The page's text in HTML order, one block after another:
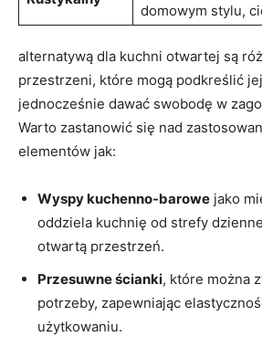
domowym stylu,
alternatywą dla kuchni otwartej są
przestrzeni, które mogą podkreślić
jednocześnie dawać swobodę w
Warto zastanowić się nad
elementów jak:
Wyspy kuchenno-barowe jako
oddziela kuchnię od strefy
otwartą przestrzeń.
Przesuwne ścianki, które można
potrzeby, zapewniając
użytkowaniu.